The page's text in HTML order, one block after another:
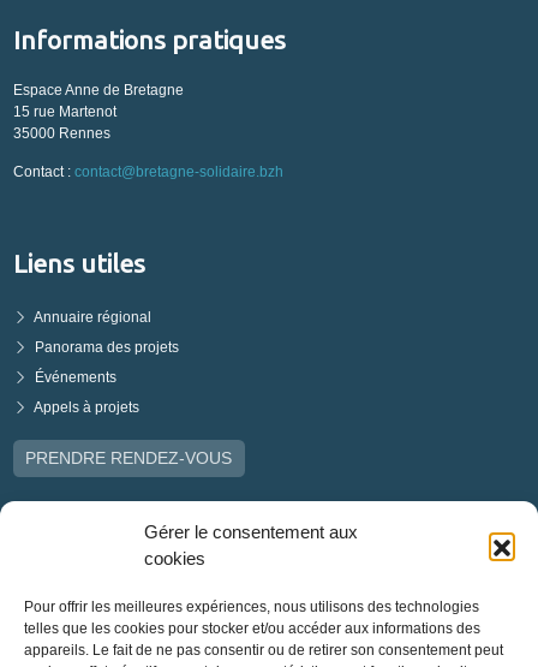
Gérer le consentement aux
cookies
Pour offrir les meilleures expériences, nous utilisons des technologies
telles que les cookies pour stocker et/ou accéder aux informations des
appareils. Le fait de ne pas consentir ou de retirer son consentement peut
Informations pratiques
Espace Anne de Bretagne
15 rue Martenot
35000 Rennes
Contact : contact@bretagne-solidaire.bzh
Liens utiles
Annuaire régional
Panorama des projets
Événements
Appels à projets
PRENDRE RENDEZ-VOUS